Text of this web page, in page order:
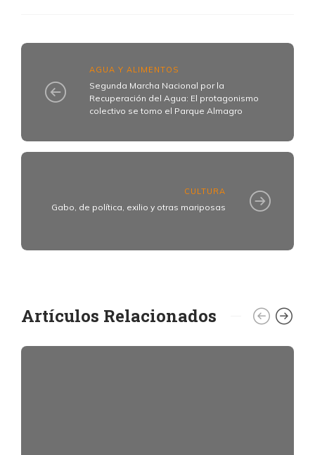
AGUA Y ALIMENTOS
Segunda Marcha Nacional por la
Recuperación del Agua: El protagonismo
colectivo se tomo el Parque Almagro
CULTURA
Gabo, de política, exilio y otras mariposas
Artículos Relacionados